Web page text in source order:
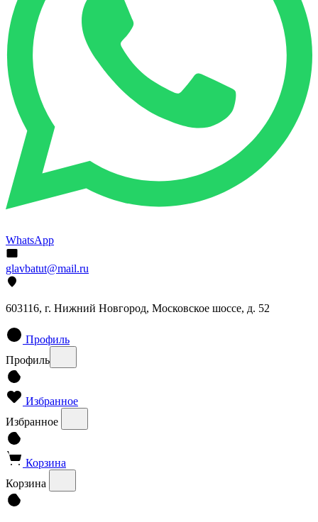
WhatsApp
glavbatut@mail.ru
603116, г. Нижний Новгород, Московское шоссе, д. 52
Профиль
Профиль
Избранное
Избранное
Корзина
Корзина